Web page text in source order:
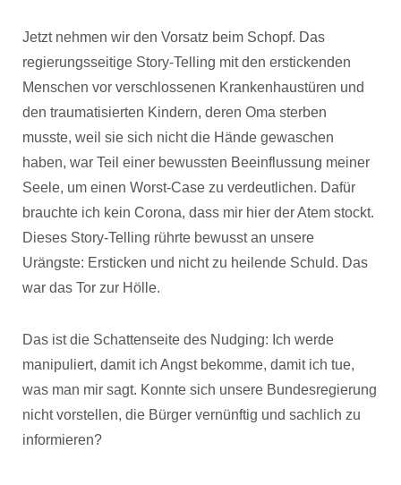
Jetzt nehmen wir den Vorsatz beim Schopf. Das
regierungsseitige Story-Telling mit den erstickenden
Menschen vor verschlossenen Krankenhaustüren und
den traumatisierten Kindern, deren Oma sterben
musste, weil sie sich nicht die Hände gewaschen
haben, war Teil einer bewussten Beeinflussung meiner
Seele, um einen Worst-Case zu verdeutlichen. Dafür
brauchte ich kein Corona, dass mir hier der Atem stockt.
Dieses Story-Telling rührte bewusst an unsere
Urängste: Ersticken und nicht zu heilende Schuld. Das
war das Tor zur Hölle.
Das ist die Schattenseite des Nudging: Ich werde
manipuliert, damit ich Angst bekomme, damit ich tue,
was man mir sagt. Konnte sich unsere Bundesregierung
nicht vorstellen, die Bürger vernünftig und sachlich zu
informieren?